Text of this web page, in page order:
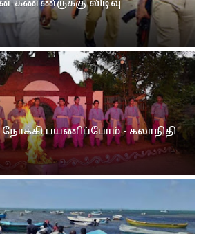
கண்ணீருக்கு விடிவு
பயணிப்போம் - கலாநிதி